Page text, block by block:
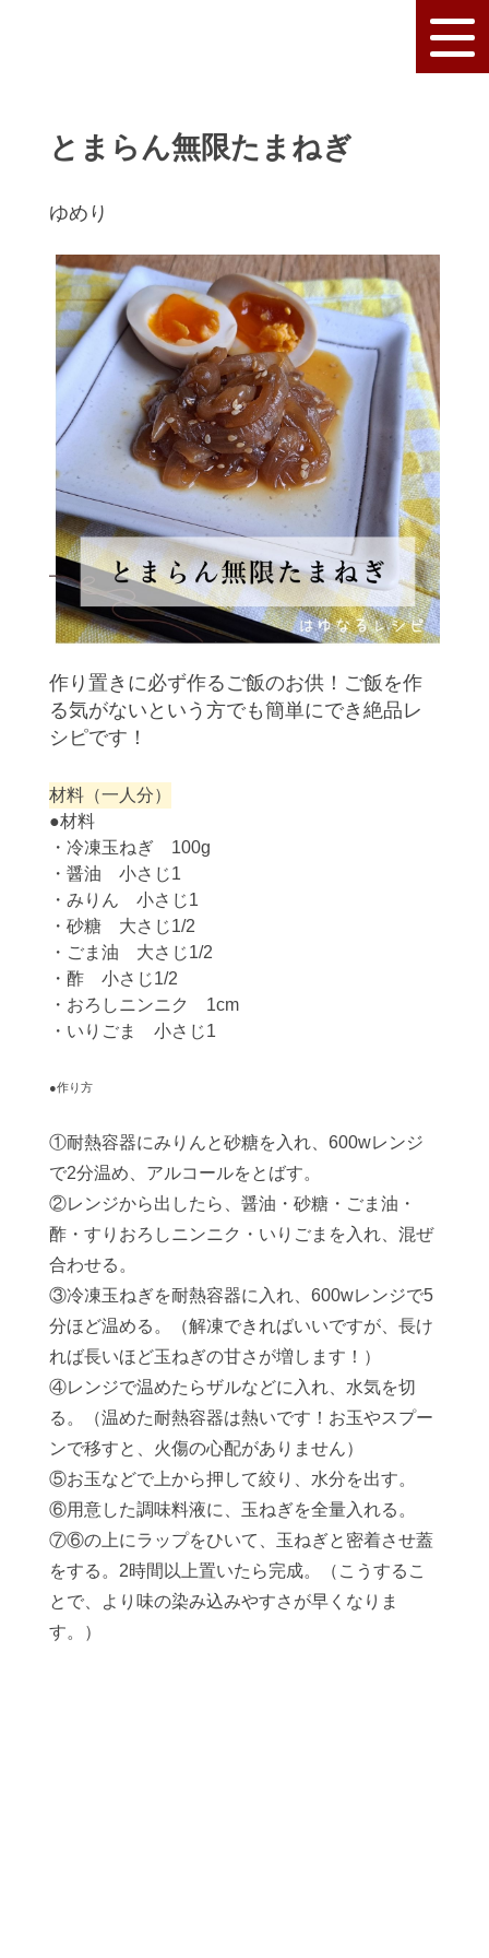
とまらん無限たまねぎ
ゆめり
作り置きに必ず作るご飯のお供！ご飯を作
る気がないという方でも簡単にでき絶品レ
シピです！
材料（一人分）
●材料
・冷凍玉ねぎ 100g
・醤油 小さじ1
・みりん 小さじ1
・砂糖 大さじ1/2
・ごま油 大さじ1/2
・酢 小さじ1/2
・おろしニンニク 1cm
・いりごま 小さじ1
●作り方
①耐熱容器にみりんと砂糖を入れ、600wレンジ
で2分温め、アルコールをとばす。
②レンジから出したら、醤油・砂糖・ごま油・
酢・すりおろしニンニク・いりごまを入れ、混ぜ
合わせる。
③冷凍玉ねぎを耐熱容器に入れ、600wレンジで5
分ほど温める。（解凍できればいいですが、長け
れば長いほど玉ねぎの甘さが増します！）
④レンジで温めたらザルなどに入れ、水気を切
る。（温めた耐熱容器は熱いです！お玉やスプー
ンで移すと、火傷の心配がありません）
⑤お玉などで上から押して絞り、水分を出す。
⑥用意した調味料液に、玉ねぎを全量入れる。
⑦⑥の上にラップをひいて、玉ねぎと密着させ蓋
をする。2時間以上置いたら完成。（こうするこ
とで、より味の染み込みやすさが早くなりま
す。）